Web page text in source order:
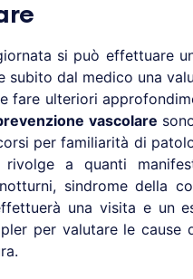
si può effettuare
subito dal medico una
fare ulteriori
vascolare
per familiarità di
rivolge a quanti
sindrome della
una visita e un
per valutare le cause